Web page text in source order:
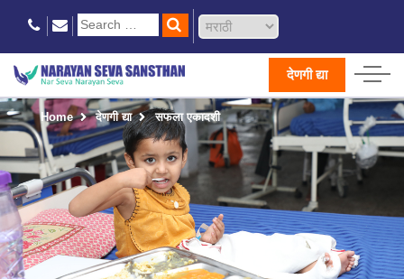
देणगी द्या
Home देणगी द्या सफला एकादशी